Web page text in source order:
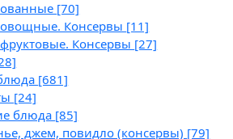
[70]
Консервы [11]
Консервы [27]
[681]
[24]
блюда [85]
джем, повидло (консервы) [79]